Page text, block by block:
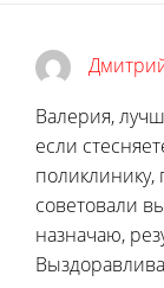
Валерия,
если
поликлинику,
советовали
назначаю,